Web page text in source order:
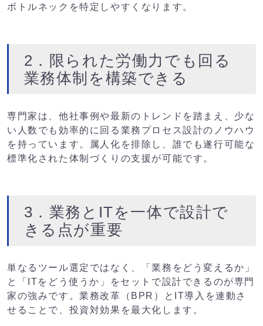
ボトルネックを特定しやすくなります。
2．限られた労働力でも回る
業務体制を構築できる
専門家は、他社事例や最新のトレンドを踏まえ、少な
い人数でも効率的に回る業務プロセス設計のノウハウ
を持っています。属人化を排除し、誰でも遂行可能な
標準化された体制づくりの支援が可能です。
3．業務とITを一体で設計で
きる点が重要
単なるツール選定ではなく、「業務をどう変えるか」
と「ITをどう使うか」をセットで設計できるのが専門
家の強みです。業務改革（BPR）とIT導入を連動さ
せることで、投資対効果を最大化します。